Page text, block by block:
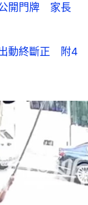
開門牌 家長
動終斷正 附4